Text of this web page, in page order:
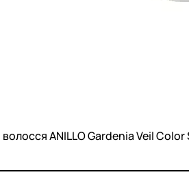
ANILLO Gardenia Veil